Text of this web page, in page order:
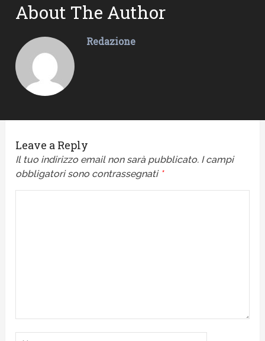
About The Author
Redazione
Leave a Reply
Il tuo indirizzo email non sarà pubblicato. I campi
obbligatori sono contrassegnati *